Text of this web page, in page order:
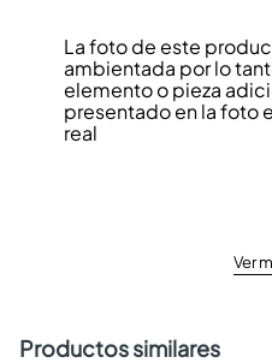
La foto de este
ambientada por lo
elemento o pieza
presentado en la foto
real
Ver
Productos similares